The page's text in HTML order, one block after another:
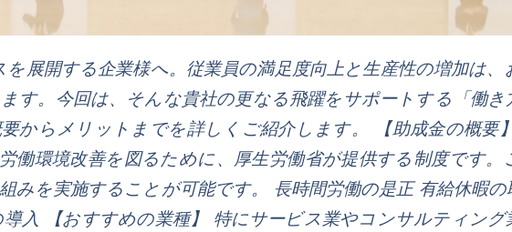
を展開する企業様へ。従業員の満足度向上と生産性の増加は、
す。今回は、そんな貴社の更なる飛躍をサポートする「働き
からメリットまでを詳しくご紹介します。 【助成金の概要
働環境改善を図るために、厚生労働省が提供する制度です。
みを実施することが可能です。 長時間労働の是正 有給休暇の
入 【おすすめの業種】 特にサービス業やコンサルティング